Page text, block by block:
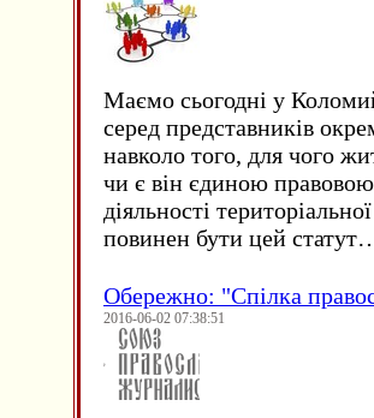
Маємо сьогодні у
серед представників
навколо того, для чого
чи є він єдиною
діяльності
повинен бути цей
Обережно: "Спілка
2016-06-02 07:38:51